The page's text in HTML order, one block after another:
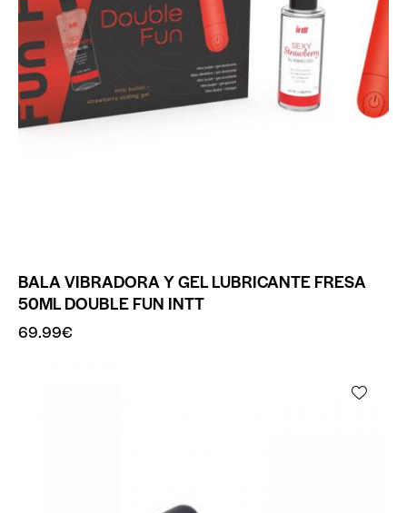
BALA VIBRADORA Y GEL LUBRICANTE FRESA
50ML DOUBLE FUN INTT
69.99€